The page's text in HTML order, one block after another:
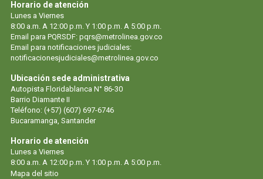
Horario de atención
Lunes a Viernes
8:00 a.m. A 12:00 p.m. Y 1:00 p.m. A 5:00 p.m.
Email para PQRSDF: pqrs@metrolinea.gov.co
Email para notificaciones judiciales:
notificacionesjudiciales@metrolinea.gov.co
Ubicación sede administrativa
Autopista Floridablanca N° 86-30
Barrio Diamante II
Teléfono: (+57) (607) 697-6746
Bucaramanga, Santander
Horario de atención
Lunes a Viernes
8:00 a.m. A 12:00 p.m. Y 1:00 p.m. A 5:00 p.m.
Mapa del sitio